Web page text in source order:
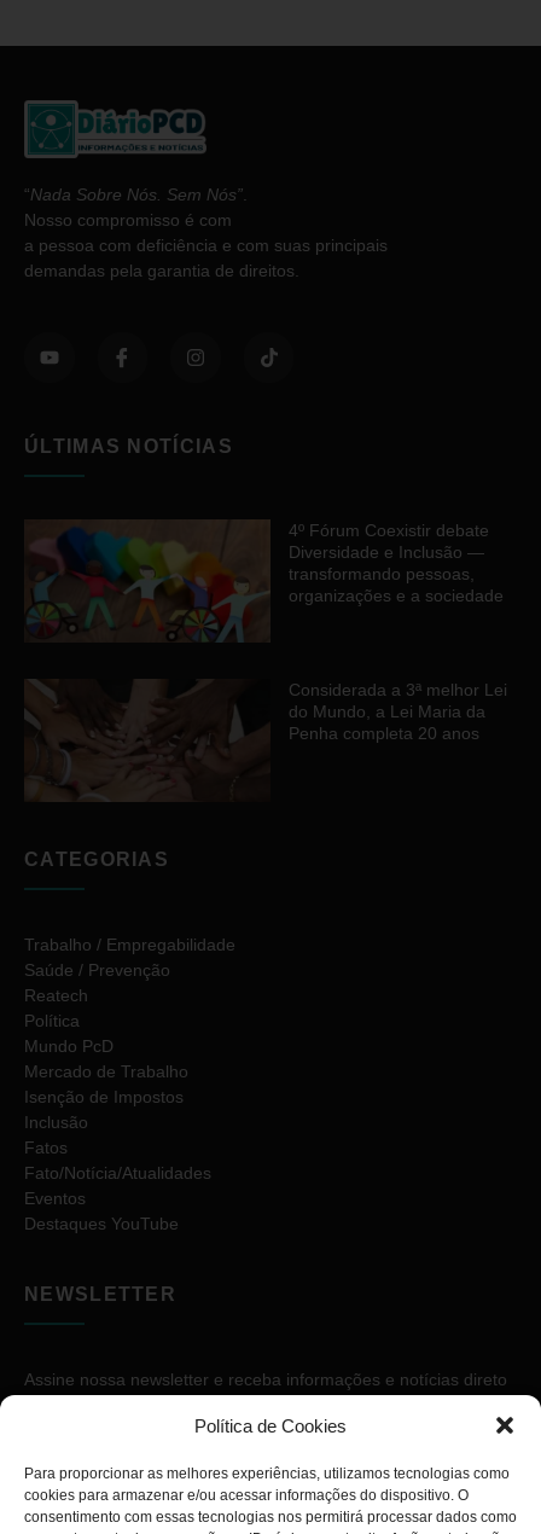
Política de Cookies
Para proporcionar as melhores experiências, utilizamos tecnologias como
cookies para armazenar e/ou acessar informações do dispositivo. O
consentimento com essas tecnologias nos permitirá processar dados como
“Nada Sobre Nós. Sem Nós”
Nosso compromisso é com
a pessoa com deficiência e com suas principais
demandas pela garantia de direitos.
ÚLTIMAS NOTÍCIAS
4º Fórum Coexistir debate
Diversidade e Inclusão —
transformando pessoas,
organizações e a sociedade
Considerada a 3ª melhor Lei
do Mundo, a Lei Maria da
Penha completa 20 anos
CATEGORIAS
Trabalho / Empregabilidade
Saúde / Prevenção
Reatech
Política
Mundo PcD
Mercado de Trabalho
Isenção de Impostos
Inclusão
Fatos
Fato/Notícia/Atualidades
Eventos
Destaques YouTube
NEWSLETTER
Assine nossa newsletter e receba informações e notícias direto